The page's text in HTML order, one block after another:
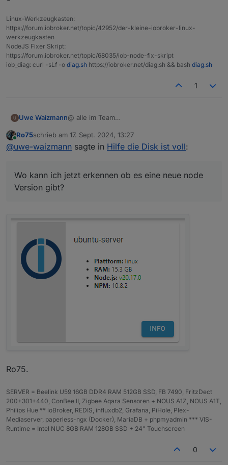
Linux-Werkzeugkasten:
https://forum.iobroker.net/topic/42952/der-kleine-iobroker-linux-
werkzeugkasten
NodeJS Fixer Skript:
https://forum.iobroker.net/topic/68035/iob-node-fix-skript
iob_diag: curl -sLf -o diag.sh https://iobroker.net/diag.sh && bash diag.sh
1
Uwe Waizmann@ alle im Team
Habe iobroker schon einige Zeit am laufen,
aber ein Backup hatte ich noch nie gebraucht.
Der Restore hat wunderbar geklappt, alles
Aber es lief ja fast on alleine durch und alles
PS: Backup war vom Samstag und seit
Sonntag, wo die Probleme begannen, lief auch
Wo kann ich jetzt erkennen ob es eine neue
Vielen herzlichen Dank an Euch für die Geduld
Ro75schrieb am 17. Sept. 2024, 13:27
zuletzt editiert von
@uwe-waizmann sagte in Hilfe die Disk ist voll:
Wo kann ich jetzt erkennen ob es eine neue node
Version gibt?
Ro75.
SERVER = Beelink U59 16GB DDR4 RAM 512GB SSD, FB 7490, FritzDect
200+301+440, ConBee II, Zigbee Aqara Sensoren + NOUS A1Z, NOUS A1T,
Philips Hue ** ioBroker, REDIS, influxdb2, Grafana, PiHole, Plex-
Mediaserver, paperless-ngx (Docker), MariaDB + phpmyadmin *** VIS-
Runtime = Intel NUC 8GB RAM 128GB SSD + 24" Touchscreen
0